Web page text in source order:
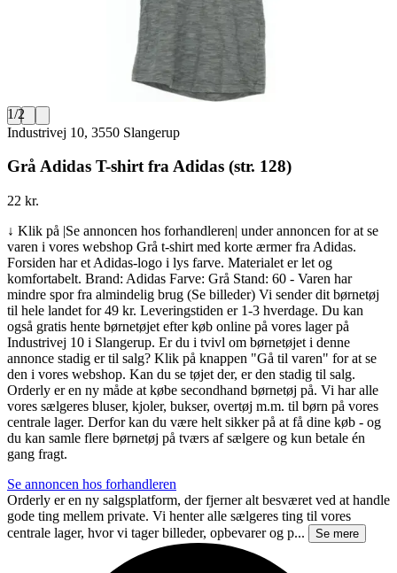
1/2
Industrivej 10, 3550 Slangerup
Grå Adidas T-shirt fra Adidas (str. 128)
22 kr.
↓ Klik på |Se annoncen hos forhandleren| under annoncen for at se
varen i vores webshop Grå t-shirt med korte ærmer fra Adidas.
Forsiden har et Adidas-logo i lys farve. Materialet er let og
komfortabelt. Brand: Adidas Farve: Grå Stand: 60 - Varen har
mindre spor fra almindelig brug (Se billeder) Vi sender dit børnetøj
til hele landet for 49 kr. Leveringstiden er 1-3 hverdage. Du kan
også gratis hente børnetøjet efter køb online på vores lager på
Industrivej 10 i Slangerup. Er du i tvivl om børnetøjet i denne
annonce stadig er til salg? Klik på knappen "Gå til varen" for at se
den i vores webshop. Kan du se tøjet der, er den stadig til salg.
Orderly er en ny måde at købe secondhand børnetøj på. Vi har alle
vores sælgeres bluser, kjoler, bukser, overtøj m.m. til børn på vores
centrale lager. Derfor kan du være helt sikker på at få dine køb - og
du kan samle flere børnetøj på tværs af sælgere og kun betale én
gang fragt.
Se annoncen hos forhandleren
Orderly er en ny salgsplatform, der fjerner alt besværet ved at handle
gode ting mellem private. Vi henter alle sælgeres ting til vores
centrale lager, hvor vi tager billeder, opbevarer og p...
Se mere